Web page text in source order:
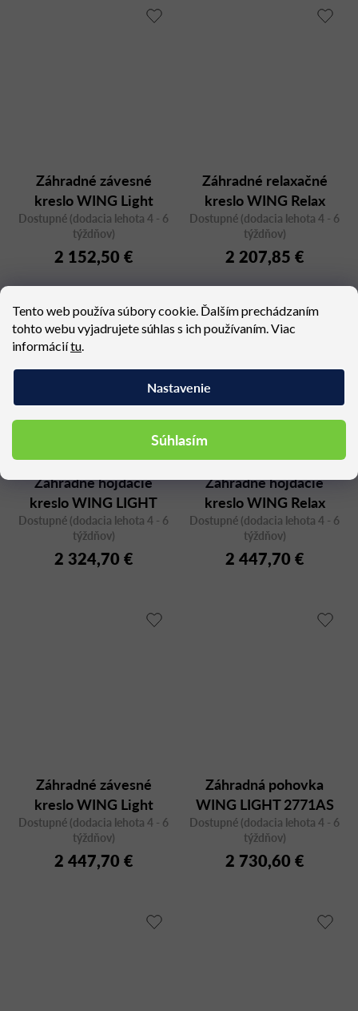
Tento web používa súbory cookie. Ďalším prechádzaním
tohto webu vyjadrujete súhlas s ich používaním. Viac
informáciítu.
Nastavenie
Súhlasím
Záhradné závesné
kreslo WING Light
relax 2755
Dostupné (dodacia lehota 4 - 6
týždňov)
2 152,50 €
Záhradné relaxačné
kreslo WING Relax
2750T
Dostupné (dodacia lehota 4 - 6
týždňov)
2 207,85 €
Záhradné hojdacie
kreslo WING LIGHT
Relax 2754T, teak
Dostupné (dodacia lehota 4 - 6
týždňov)
2 324,70 €
Záhradné hojdacie
kreslo WING Relax
rocking 2750T
Dostupné (dodacia lehota 4 - 6
týždňov)
2 447,70 €
Záhradné závesné
kreslo WING Light
relax 2756
Dostupné (dodacia lehota 4 - 6
týždňov)
2 447,70 €
Záhradná pohovka
WING LIGHT 2771AS
antracit, dvojmiestna
Dostupné (dodacia lehota 4 - 6
týždňov)
2 730,60 €